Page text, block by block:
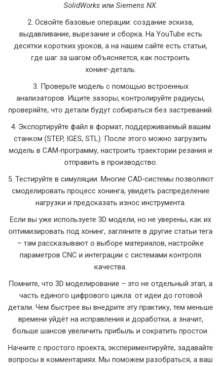
SolidWorks или Siemens NX.
2. Освойте базовые операции: создание эскиза,
выдавливание, вырезание и сборка. На YouTube есть
десятки коротких уроков, а на нашем сайте есть статьи,
где шаг за шагом объясняется, как построить
хонинг‑деталь.
3. Проверьте модель с помощью встроенных
анализаторов. Ищите зазоры, контролируйте радиусы,
проверяйте, что детали будут собираться без застреваний.
4. Экспортируйте файл в формат, поддерживаемый вашим
станком (STEP, IGES, STL). После этого можно загрузить
модель в CAM‑программу, настроить траектории резания и
отправить в производство.
5. Тестируйте в симуляции. Многие CAD‑системы позволяют
смоделировать процесс хонинга, увидеть распределение
нагрузки и предсказать износ инструмента.
Если вы уже используете 3D модели, но не уверены, как их
оптимизировать под хонинг, загляните в другие статьи тега
– там рассказывают о выборе материалов, настройке
параметров CNC и интеграции с системами контроля
качества.
Помните, что 3D моделирование – это не отдельный этап, а
часть единого цифрового цикла: от идеи до готовой
детали. Чем быстрее вы внедрите эту практику, тем меньше
времени уйдёт на исправления и доработки, а значит,
больше шансов увеличить прибыль и сократить простои.
Начните с простого проекта, экспериментируйте, задавайте
вопросы в комментариях. Мы поможем разобраться, а ваш